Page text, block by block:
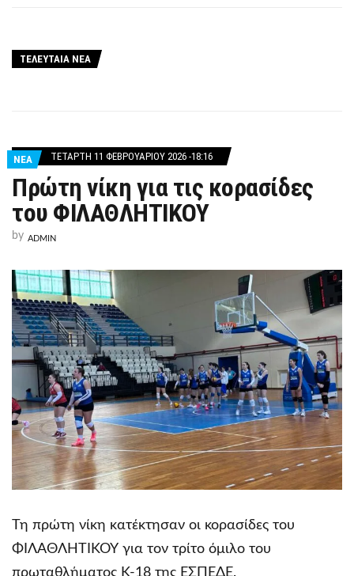
ΤΕΛΕΥΤΑΙΑ ΝΕΑ
ΝΕΑ ΤΕΤΆΡΤΗ 11 ΦΕΒΡΟΥΑΡΊΟΥ 2026 -18:16
Πρώτη νίκη για τις κορασίδες
του ΦΙΛΑΘΛΗΤΙΚΟΥ
by ADMIN
Τη πρώτη νίκη κατέκτησαν οι κορασίδες του
ΦΙΛΑΘΛΗΤΙΚΟΥ για τον τρίτο όμιλο του
πρωταθλήματος Κ-18 της ΕΣΠΕΔΕ.